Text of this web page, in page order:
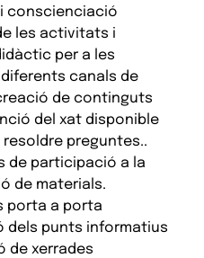
conscienciació
les activitats i
per a les
canals de
de continguts
del xat disponible
preguntes..
de participació a la
de materials.
porta a porta
dels punts informatius
de xerrades